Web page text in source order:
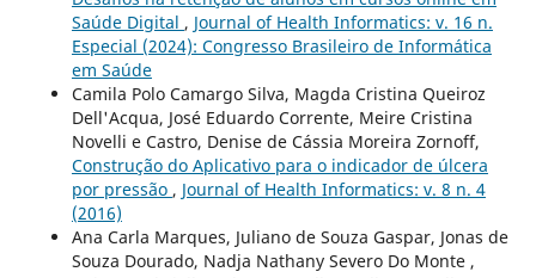
Saúde Digital , Journal of Health Informatics: v. 16 n.
Especial (2024): Congresso Brasileiro de Informática
em Saúde
Camila Polo Camargo Silva, Magda Cristina Queiroz
Dell'Acqua, José Eduardo Corrente, Meire Cristina
Novelli e Castro, Denise de Cássia Moreira Zornoff,
Construção do Aplicativo para o indicador de úlcera
por pressão , Journal of Health Informatics: v. 8 n. 4
(2016)
Ana Carla Marques, Juliano de Souza Gaspar, Jonas de
Souza Dourado, Nadja Nathany Severo Do Monte ,